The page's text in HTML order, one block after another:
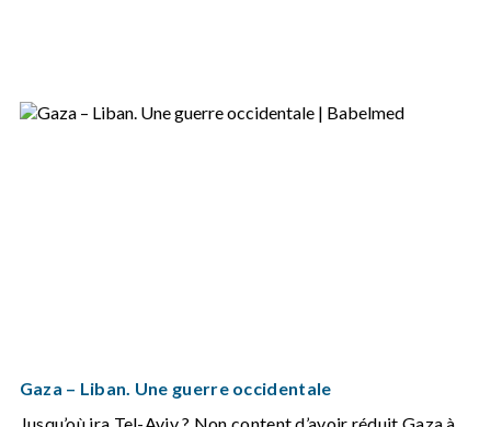
Gaza – Liban. Une guerre occidentale